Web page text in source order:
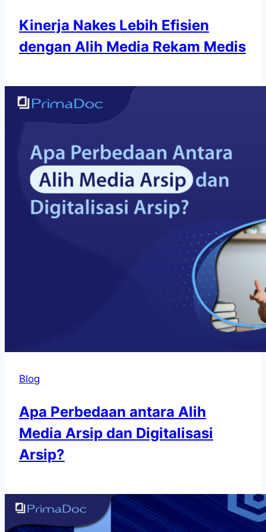
Kinerja Nakes Lebih Efisien
dengan Alih Media Rekam Medis
Blog
Apa Perbedaan antara Alih
Media Arsip dan Digitalisasi
Arsip?